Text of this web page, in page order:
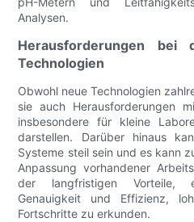
Analysen.
Herausforderungen bei
Technologien
Obwohl neue Technologien
sie auch Herausforderungen
insbesondere für kleine
darstellen. Darüber hinaus
Systeme steil sein und es kann
Anpassung vorhandener
der langfristigen Vorteile,
Genauigkeit und Effizienz,
Fortschritte zu erkunden.